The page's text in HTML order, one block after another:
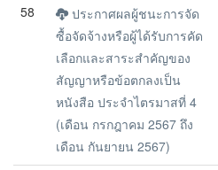
58
ประกาศผลผู้ชนะการจัด
ซื้อจัดจ้างหรือผู้ได้รับการคัด
เลือกและสาระสำคัญของ
สัญญาหรือข้อตกลงเป็น
หนังสือ ประจำไตรมาสที่ 4
(เดือน กรกฎาคม 2567 ถึง
เดือน กันยายน 2567)